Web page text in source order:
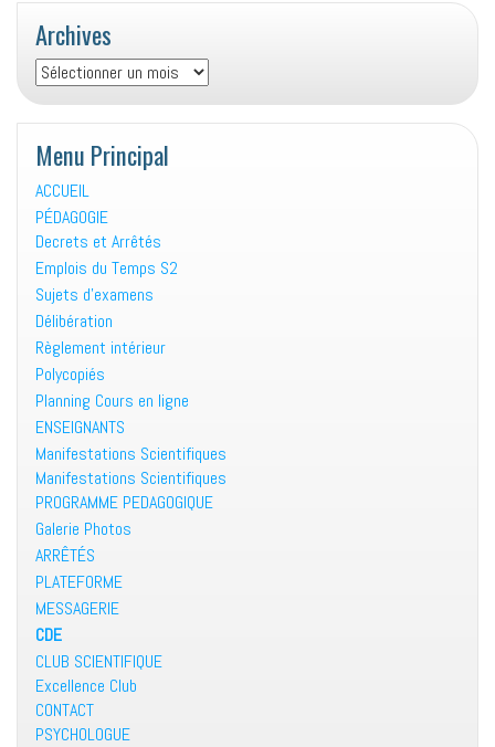
Archives
Archives
Menu Principal
ACCUEIL
PÉDAGOGIE
Decrets et Arrêtés
Emplois du Temps S2
Sujets d’examens
Délibération
Règlement intérieur
Polycopiés
Planning Cours en ligne
ENSEIGNANTS
Manifestations Scientifiques
Manifestations Scientifiques
PROGRAMME PEDAGOGIQUE
Galerie Photos
ARRÊTÉS
PLATEFORME
MESSAGERIE
CDE
CLUB SCIENTIFIQUE
Excellence Club
CONTACT
PSYCHOLOGUE